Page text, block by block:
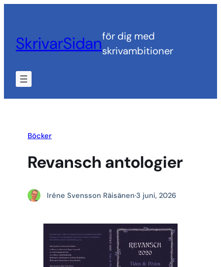
innehåll
SkrivarSidanför dig med
skrivambitioner
Böcker
Revansch antologier
Iréne Svensson Räisänen·3 juni, 2026